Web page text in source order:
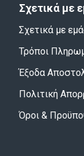
Σχετικά με
Σχετικά με
Τρόποι
Έξοδα
Πολιτική
Όροι &